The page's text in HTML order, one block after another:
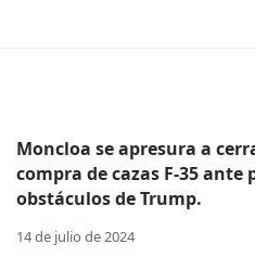
Moncloa se apresura a
compra de cazas F-35 ante
obstáculos de Trump.
14 de julio de 2024